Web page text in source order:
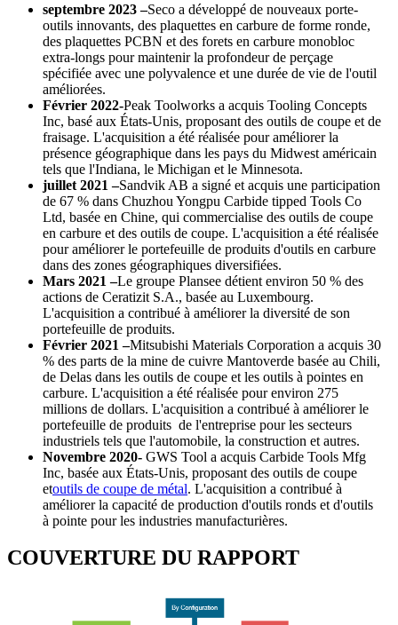
septembre 2023 –Seco a développé de nouveaux porte-
outils innovants, des plaquettes en carbure de forme ronde,
des plaquettes PCBN et des forets en carbure monobloc
extra-longs pour maintenir la profondeur de perçage
spécifiée avec une polyvalence et une durée de vie de l'outil
améliorées.
Février 2022-Peak Toolworks a acquis Tooling Concepts
Inc, basé aux États-Unis, proposant des outils de coupe et de
fraisage. L'acquisition a été réalisée pour améliorer la
présence géographique dans les pays du Midwest américain
tels que l'Indiana, le Michigan et le Minnesota.
juillet 2021 –Sandvik AB a signé et acquis une participation
de 67 % dans Chuzhou Yongpu Carbide tipped Tools Co
Ltd, basée en Chine, qui commercialise des outils de coupe
en carbure et des outils de coupe. L'acquisition a été réalisée
pour améliorer le portefeuille de produits d'outils en carbure
dans des zones géographiques diversifiées.
Mars 2021 –Le groupe Plansee détient environ 50 % des
actions de Ceratizit S.A., basée au Luxembourg.
L'acquisition a contribué à améliorer la diversité de son
portefeuille de produits.
Février 2021 –Mitsubishi Materials Corporation a acquis 30
% des parts de la mine de cuivre Mantoverde basée au Chili,
de Delas dans les outils de coupe et les outils à pointes en
carbure. L'acquisition a été réalisée pour environ 275
millions de dollars. L'acquisition a contribué à améliorer le
portefeuille de produits de l'entreprise pour les secteurs
industriels tels que l'automobile, la construction et autres.
Novembre 2020- GWS Tool a acquis Carbide Tools Mfg
Inc, basée aux États-Unis, proposant des outils de coupe
etoutils de coupe de métal. L'acquisition a contribué à
améliorer la capacité de production d'outils ronds et d'outils
à pointe pour les industries manufacturières.
COUVERTURE DU RAPPORT